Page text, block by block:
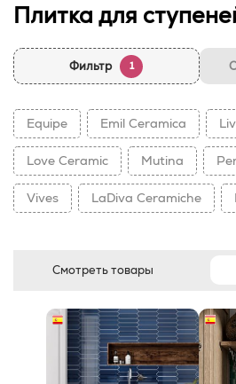
Плитка для
Фильтр 1
Equipe Emil Ceramica
Love Ceramic Mutina
Vives LaDiva Сeramiche
Смотреть товары